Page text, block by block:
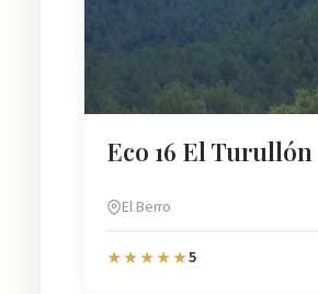
Eco 16 El Turullón
El Berro
★★★★★5